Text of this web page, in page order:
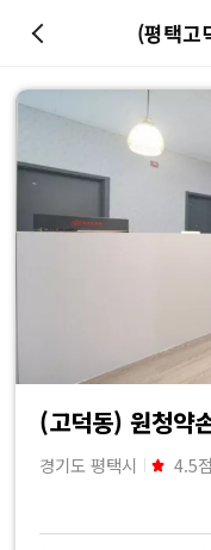
마
사
지
저
가
예
(평택고
(고덕동) 원청약
경기도 평택시 4.5점